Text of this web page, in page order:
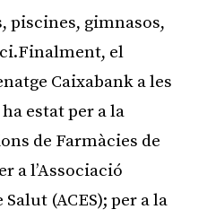
piscines, gimnasos,
el
Caixabank a les
estat per a la
de Farmàcies de
a l’Associació
(ACES); per a la